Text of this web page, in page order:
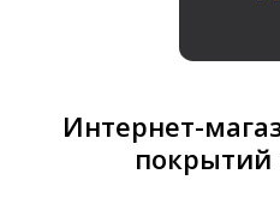
Интернет-
покрытий